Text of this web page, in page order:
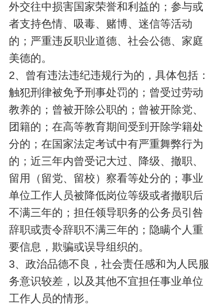
外交往中损害国家荣誉和利益的；参与或
者支持色情、吸毒、赌博、迷信等活动
的；严重违反职业道德、社会公德、家庭
美德的。
2、曾有违法违纪违规行为的，具体包括：
触犯刑律被免予刑事处罚的；曾受过劳动
教养的；曾被开除公职的；曾被开除党、
团籍的；在高等教育期间受到开除学籍处
分的；在国家法定考试中有严重舞弊行为
的；近三年内曾受记大过、降级、撤职、
留用（留党、留校）察看等处分的；事业
单位工作人员被降低岗位等级或者撤职后
不满三年的；担任领导职务的公务员引咎
辞职或责令辞职不满三年的；隐瞒个人重
要信息，欺骗或误导组织的。
3、政治品德不良，社会责任感和为人民服
务意识较差，以及其他不宜担任事业单位
工作人员的情形。